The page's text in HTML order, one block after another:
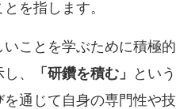
を指します。
いことを学ぶために積極的
、
「研鑽を積む」
という
通じて自身の専門性や技